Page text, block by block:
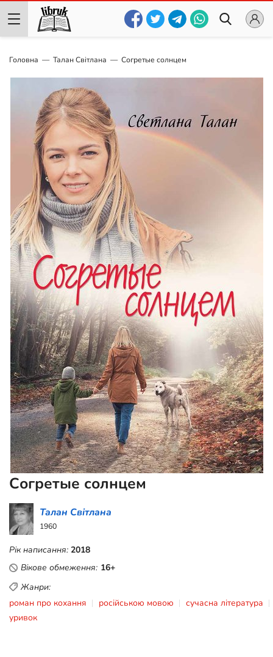
Головна Талан Світлана Согретые солнцем
Согретые солнцем
Талан Світлана
1960
Рік написання: 2018
Вікове обмеження: 16+
Жанри:
роман про кохання
російською мовою
сучасна література
уривок